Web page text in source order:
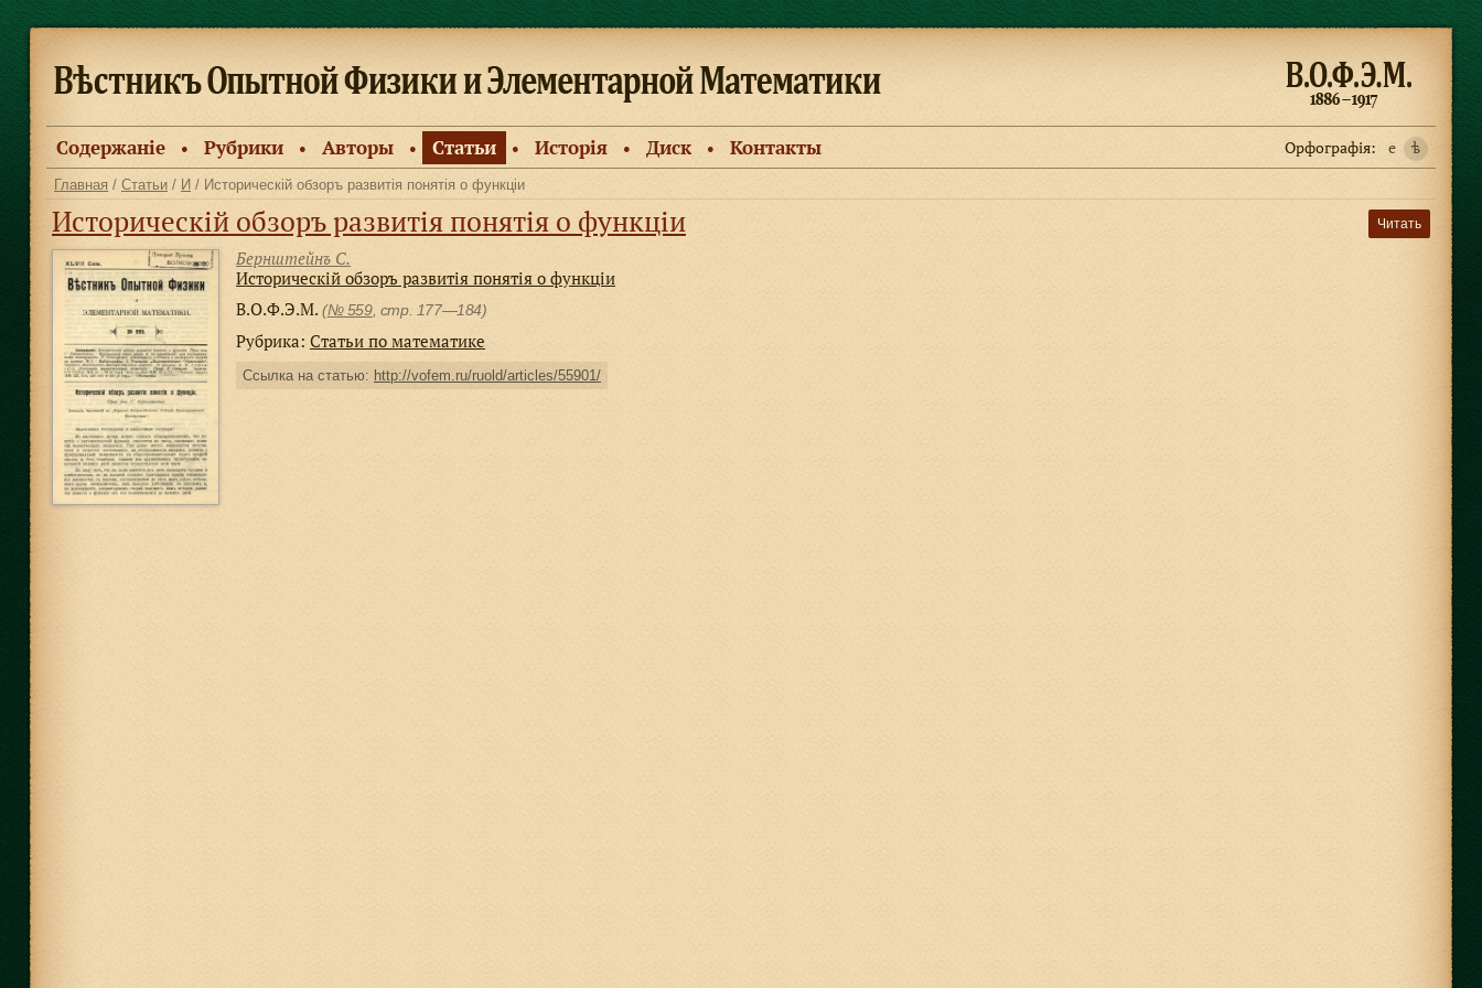
Содержанiе ● Рубрики ● Авторы ● Статьи ● Исторiя ● Диск ● Контакты Орфографiя: e ѣ
Главная / Статьи / И / Историческій обзоръ развитія понятія о функціи
Читать
Историческій обзоръ развитія понятія о функціи
Бернштейнъ С.
Историческій обзоръ развитія понятія о функціи
В.О.Ф.Э.М. (№ 559, стр. 177—184)
Рубрика: Статьи по математике
Ссылка на статью: http://vofem.ru/ruold/articles/55901/